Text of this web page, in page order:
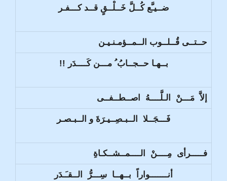
ضــيـَّع كُــلَّ خَــلْــقٍ قــد كـــفـر
حــتــى قُــلــوب الــمــؤمـنـيـن
بــهـا حــجــابُ ُ مـــن كَــــدَر !!
إلاَّ مَـــنْ الـلَّــــهُ اصــطــفــى
فَـــجَــلا الــبـصِــيـرَةَ و الــبـصـر
فـــــرأى مِــــنْ الــــمــشــكـاةِ
أنـــــــواراً بــهــا سِـــرُّ الــقـَـدَر